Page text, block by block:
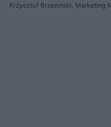
Krzysztof Brzeziński, Marketing